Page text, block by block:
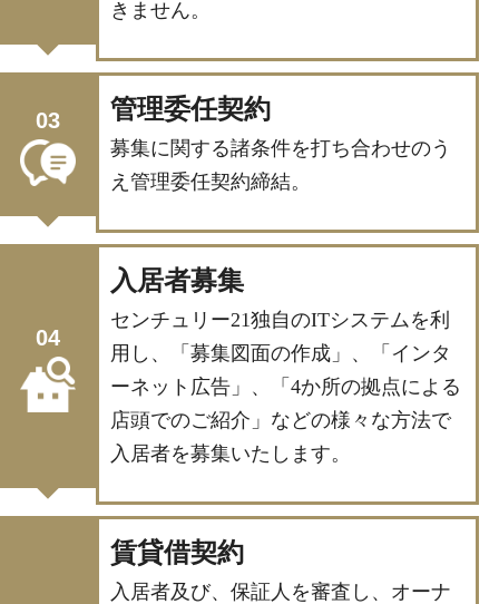
きません。
03 管理委任契約
募集に関する諸条件を打ち合わせのう
え管理委任契約締結。
04
入居者募集
センチュリー21独自のITシステムを利
用し、「募集図面の作成」、「インタ
ーネット広告」、「4か所の拠点による
店頭でのご紹介」などの様々な方法で
入居者を募集いたします。
賃貸借契約
入居者及び、保証人を審査し、オーナ